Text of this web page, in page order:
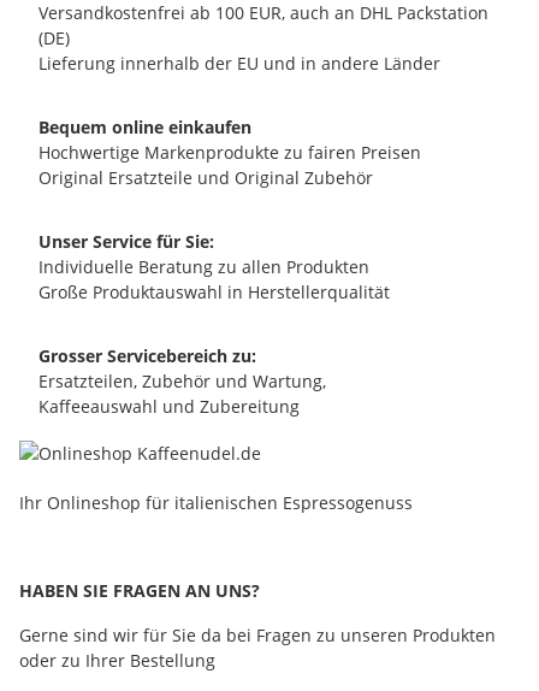
Versandkostenfrei ab 100 EUR, auch an DHL Packstation
(DE)
Lieferung innerhalb der EU und in andere Länder
Bequem online einkaufen
Hochwertige Markenprodukte zu fairen Preisen
Original Ersatzteile und Original Zubehör
Unser Service für Sie:
Individuelle Beratung zu allen Produkten
Große Produktauswahl in Herstellerqualität
Grosser Servicebereich zu:
Ersatzteilen, Zubehör und Wartung,
Kaffeeauswahl und Zubereitung
Ihr Onlineshop für italienischen Espressogenuss
HABEN SIE FRAGEN AN UNS?
Gerne sind wir für Sie da bei Fragen zu unseren Produkten
oder zu Ihrer Bestellung